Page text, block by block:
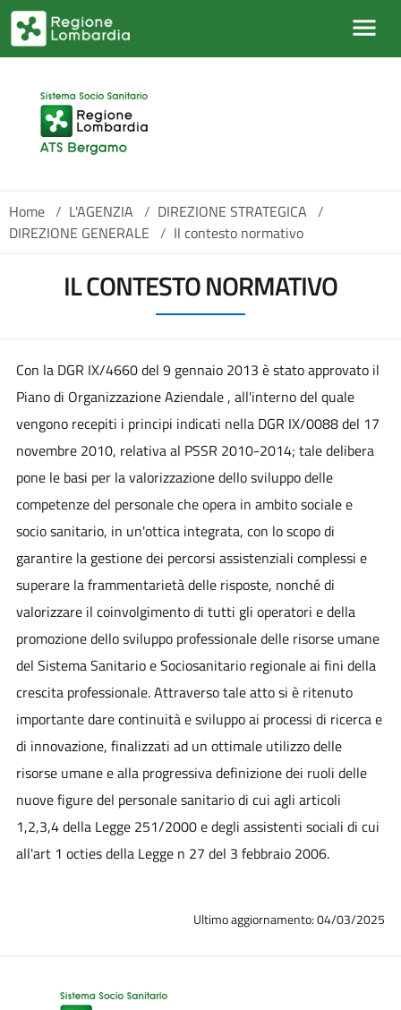
Salta al contenuto principale
Home / L'AGENZIA / DIREZIONE STRATEGICA /
DIREZIONE GENERALE / Il contesto normativo
IL CONTESTO NORMATIVO
Con la DGR IX/4660 del 9 gennaio 2013 è stato approvato il
Piano di Organizzazione Aziendale , all'interno del quale
vengono recepiti i principi indicati nella DGR IX/0088 del 17
novembre 2010, relativa al PSSR 2010-2014; tale delibera
pone le basi per la valorizzazione dello sviluppo delle
competenze del personale che opera in ambito sociale e
socio sanitario, in un'ottica integrata, con lo scopo di
garantire la gestione dei percorsi assistenziali complessi e
superare la frammentarietà delle risposte, nonché di
valorizzare il coinvolgimento di tutti gli operatori e della
promozione dello sviluppo professionale delle risorse umane
del Sistema Sanitario e Sociosanitario regionale ai fini della
crescita professionale. Attraverso tale atto si è ritenuto
importante dare continuità e sviluppo ai processi di ricerca e
di innovazione, finalizzati ad un ottimale utilizzo delle
risorse umane e alla progressiva definizione dei ruoli delle
nuove figure del personale sanitario di cui agli articoli
1,2,3,4 della Legge 251/2000 e degli assistenti sociali di cui
all'art 1 octies della Legge n 27 del 3 febbraio 2006.
Ultimo aggiornamento: 04/03/2025